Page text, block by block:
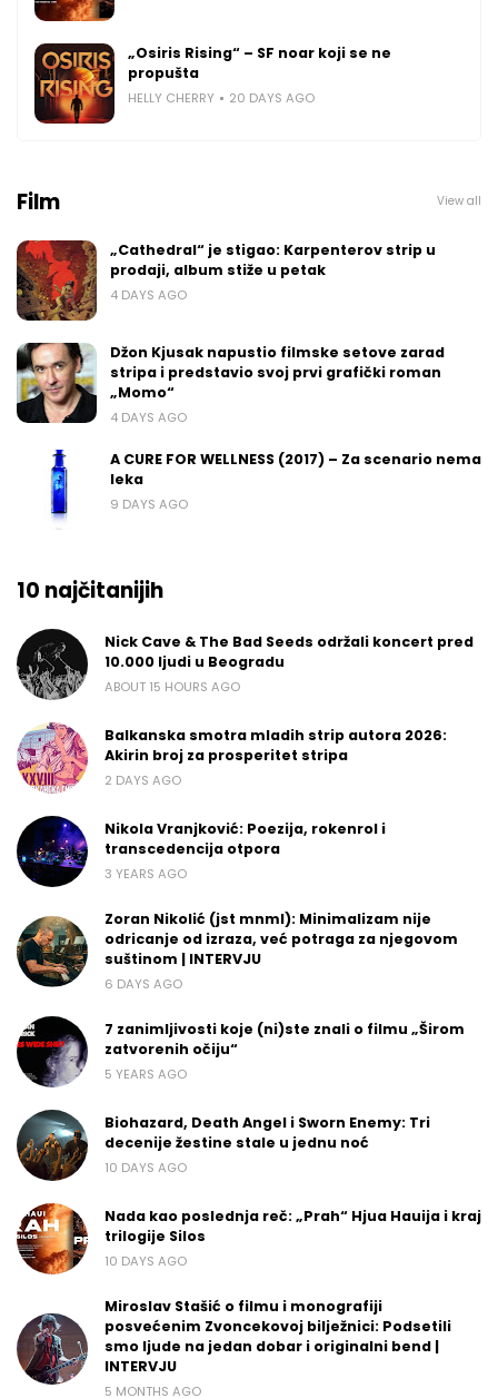
„Osiris Rising“ – SF noar koji se ne
propušta
HELLY CHERRY 20 DAYS AGO
Film View all
„Cathedral“ je stigao: Karpenterov strip u
prodaji, album stiže u petak
4 DAYS AGO
Džon Kjusak napustio filmske setove zarad
stripa i predstavio svoj prvi grafički roman
„Momo“
4 DAYS AGO
A CURE FOR WELLNESS (2017) – Za scenario nema
leka
9 DAYS AGO
10 najčitanijih
Nick Cave & The Bad Seeds održali koncert pred
10.000 ljudi u Beogradu
ABOUT 15 HOURS AGO
Balkanska smotra mladih strip autora 2026:
Akirin broj za prosperitet stripa
2 DAYS AGO
Nikola Vranjković: Poezija, rokenrol i
transcedencija otpora
3 YEARS AGO
Zoran Nikolić (jst mnml): Minimalizam nije
odricanje od izraza, već potraga za njegovom
suštinom | INTERVJU
6 DAYS AGO
7 zanimljivosti koje (ni)ste znali o filmu „Širom
zatvorenih očiju“
5 YEARS AGO
Biohazard, Death Angel i Sworn Enemy: Tri
decenije žestine stale u jednu noć
10 DAYS AGO
Nada kao poslednja reč: „Prah“ Hjua Hauija i kraj
trilogije Silos
10 DAYS AGO
Miroslav Stašić o filmu i monografiji
posvećenim Zvoncekovoj bilježnici: Podsetili
smo ljude na jedan dobar i originalni bend |
INTERVJU
5 MONTHS AGO